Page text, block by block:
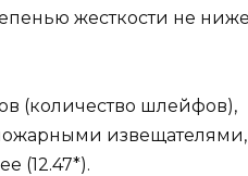
жесткости не
(количество шлейфов),
(12.47*).